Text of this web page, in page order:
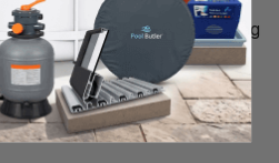
( Display CP600 CS/NW våg
till Coast spas